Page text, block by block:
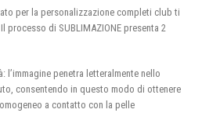
per la personalizzazione completi club ti
processo di SUBLIMAZIONE presenta 2
l’immagine penetra letteralmente nello
consentendo in questo modo di ottenere
a contatto con la pelle